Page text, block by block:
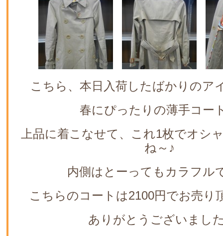
こちら、本日入荷したばかりのア
春にぴったりの薄手コー
上品に着こなせて、これ1枚でオシ
ね～♪
内側はとーってもカラフル
こちらのコートは2100円でお売り
ありがとうございまし